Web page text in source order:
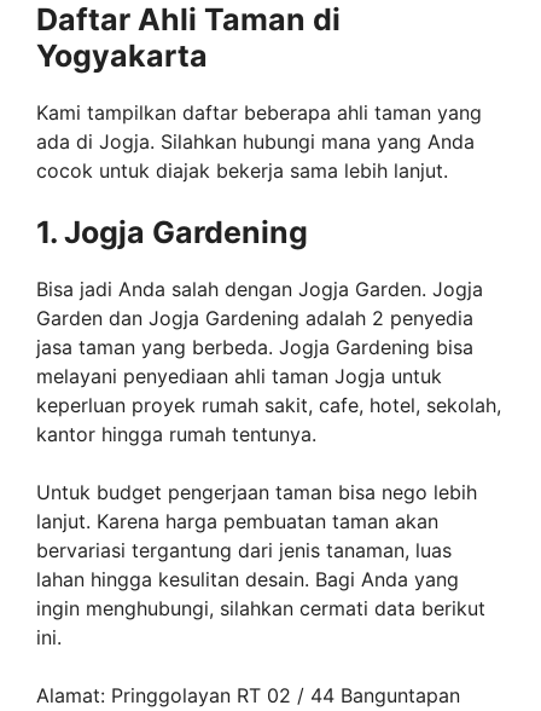
Daftar Ahli Taman di
Yogyakarta
Kami tampilkan daftar beberapa ahli taman yang
ada di Jogja. Silahkan hubungi mana yang Anda
cocok untuk diajak bekerja sama lebih lanjut.
1. Jogja Gardening
Bisa jadi Anda salah dengan Jogja Garden. Jogja
Garden dan Jogja Gardening adalah 2 penyedia
jasa taman yang berbeda. Jogja Gardening bisa
melayani penyediaan ahli taman Jogja untuk
keperluan proyek rumah sakit, cafe, hotel, sekolah,
kantor hingga rumah tentunya.
Untuk budget pengerjaan taman bisa nego lebih
lanjut. Karena harga pembuatan taman akan
bervariasi tergantung dari jenis tanaman, luas
lahan hingga kesulitan desain. Bagi Anda yang
ingin menghubungi, silahkan cermati data berikut
ini.
Alamat: Pringgolayan RT 02 / 44 Banguntapan